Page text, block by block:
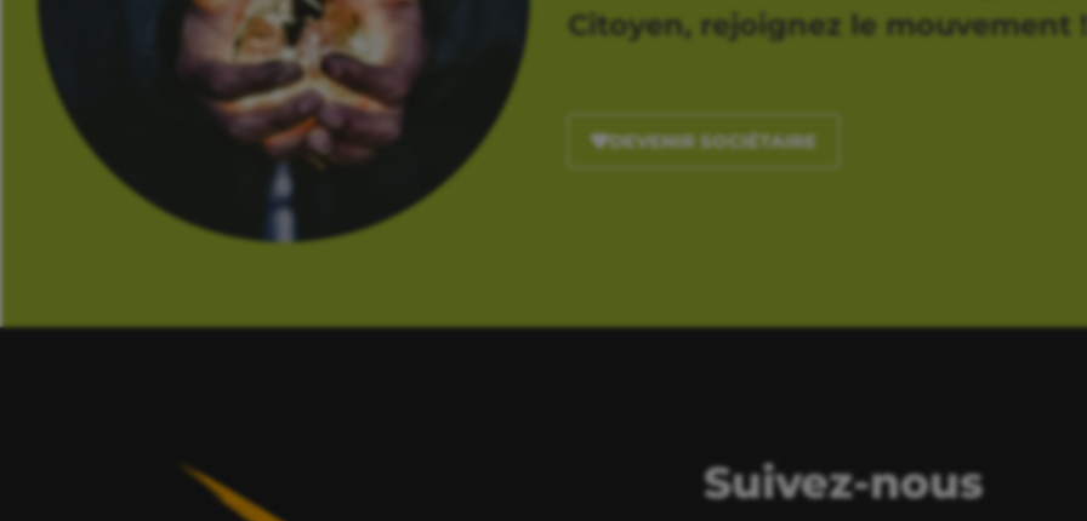
Citoyen, rejoignez le mouvement !
DEVENIR SOCIÉTAIRE
Suivez-nous